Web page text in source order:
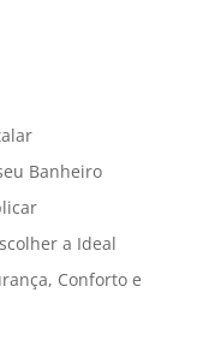
Banheiro
a Ideal
Conforto e